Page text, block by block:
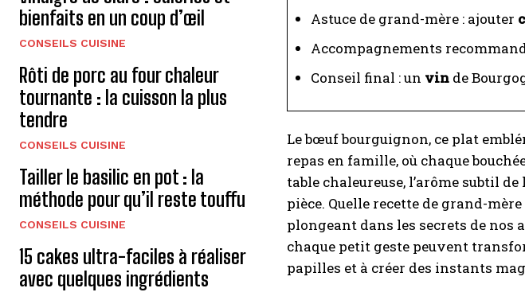
I
I've read and accept the
bienfaits en un coup d’œil
CONSEILS CUISINE
Rôti de porc au four chaleur
tournante : la cuisson la plus
tendre
CONSEILS CUISINE
Tailler le basilic en pot : la
méthode pour qu’il reste touffu
CONSEILS CUISINE
15 cakes ultra-faciles à réaliser
avec quelques ingrédients
Astuce de grand-mère : ajouter
Accompagnements
Conseil final : un vin de
Le bœuf bourguignon, ce plat
repas en famille, où chaque
table chaleureuse, l’arôme subtil
pièce. Quelle recette de grand-
plongeant dans les secrets de nos
chaque petit geste peuvent
papilles et à créer des instants